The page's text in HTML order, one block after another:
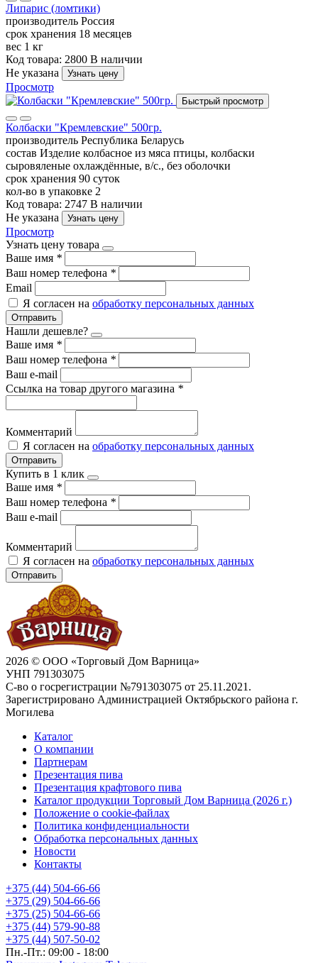
Липарис (ломтики)
производитель Россия
срок хранения 18 месяцев
вес 1 кг
Код товара: 2800 В наличии
Не указана
Узнать цену
Просмотр
Быстрый просмотр
Колбаски "Кремлевские" 500гр.
производитель Республика Беларусь
состав Изделие колбасное из мяса птицы, колбаски
сыровяленые охлаждённые, в/с., без оболочки
срок хранения 90 суток
кол-во в упаковке 2
Код товара: 2747 В наличии
Не указана
Узнать цену
Просмотр
Узнать цену товара
Ваше имя *
Ваш номер телефона *
Email
Я согласен на обработку персональных данных
Отправить
Нашли дешевле?
Ваше имя *
Ваш номер телефона *
Ваш e-mail
Ссылка на товар другого магазина *
Комментарий
Я согласен на обработку персональных данных
Отправить
Купить в 1 клик
Ваше имя *
Ваш номер телефона *
Ваш e-mail
Комментарий
Я согласен на обработку персональных данных
Отправить
2026 © ООО «Торговый Дом Варница»
УНП 791303075
С-во о госрегистрации №791303075 от 25.11.2021.
Зарегистрировано Администрацией Октябрьского района г.
Могилева
Каталог
О компании
Партнерам
Презентация пива
Презентация крафтового пива
Каталог продукции Торговый Дом Варница (2026 г.)
Положение о cookie-файлах
Политика конфиденциальности
Обработка персональных данных
Новости
Контакты
+375 (44) 504-66-66
+375 (29) 504-66-66
+375 (25) 504-66-66
+375 (44) 579-90-88
+375 (44) 507-50-02
Пн.-Пт.: 09:00 - 18:00